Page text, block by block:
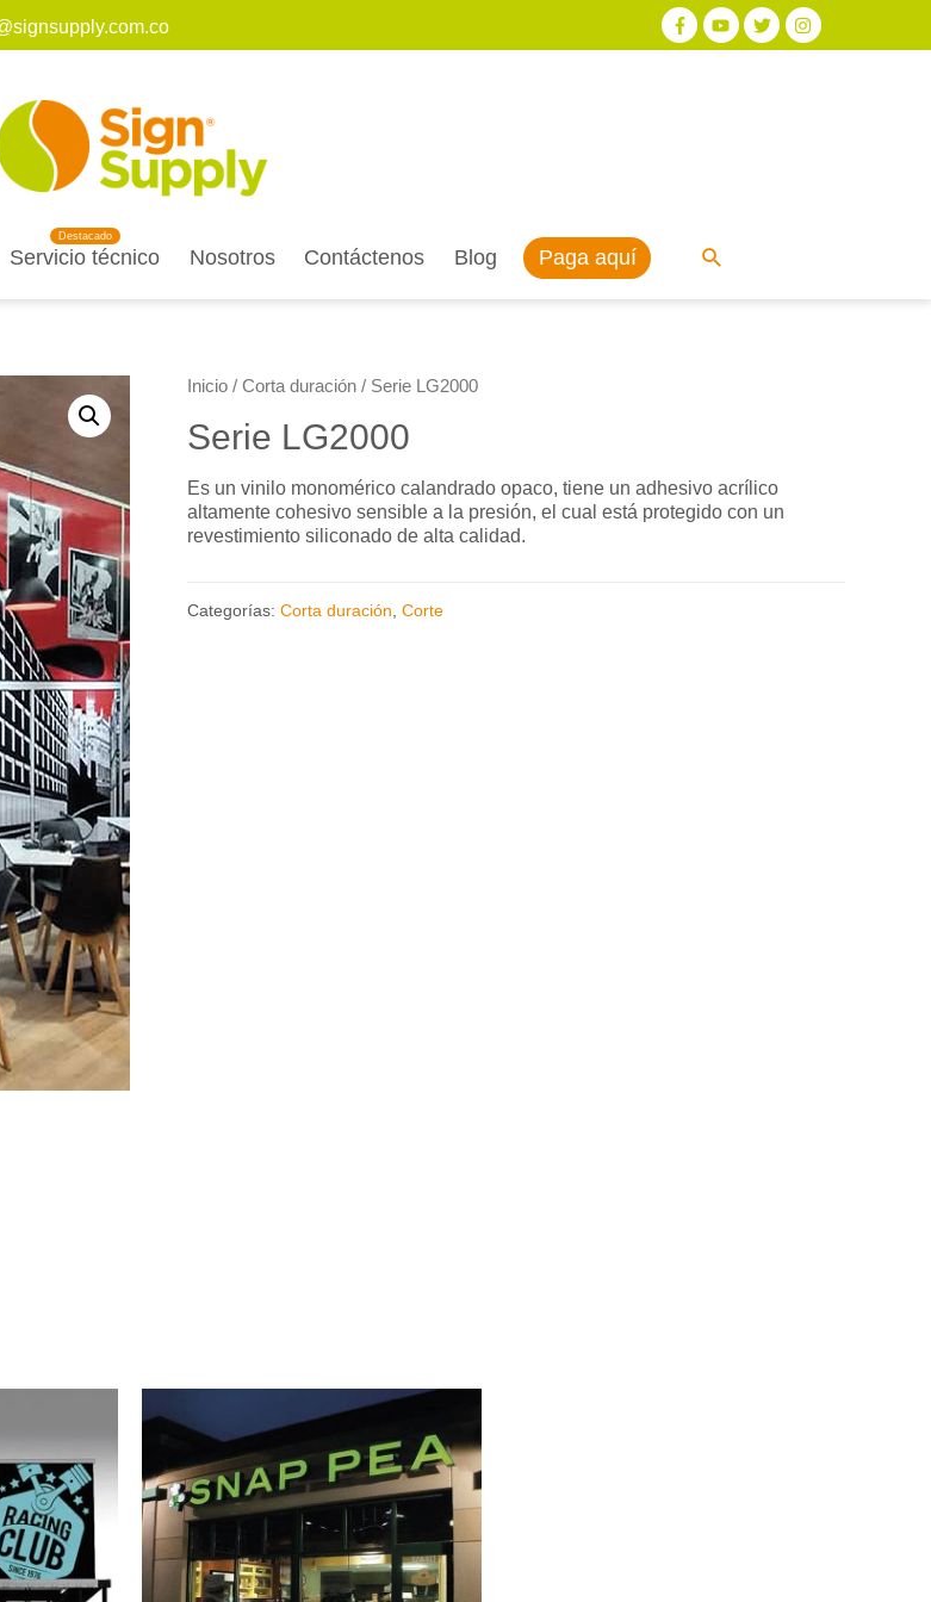
Servicio técnico Nosotros Contáctenos Blog Paga aquí
Inicio / Corta duración / Serie LG2000
Serie LG2000
Es un vinilo monomérico calandrado opaco, tiene un adhesivo acrílico
altamente cohesivo sensible a la presión, el cual está protegido con un
revestimiento siliconado de alta calidad.
Categorías: Corta duración Corte